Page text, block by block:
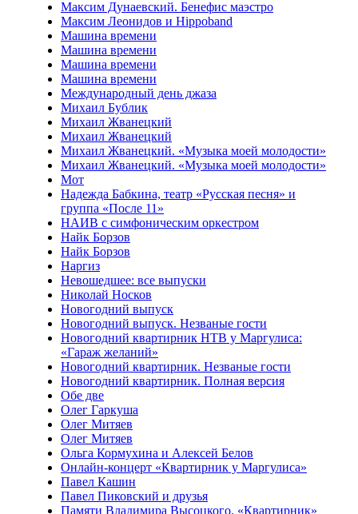
Максим Дунаевский. Бенефис маэстро
Максим Леонидов и Hippoband
Машина времени
Машина времени
Машина времени
Машина времени
Международный день джаза
Михаил Бублик
Михаил Жванецкий
Михаил Жванецкий
Михаил Жванецкий. «Музыка моей молодости»
Михаил Жванецкий. «Музыка моей молодости»
Мот
Надежда Бабкина, театр «Русская песня» и
группа «После 11»
НАИВ с симфоническим оркестром
Найк Борзов
Найк Борзов
Наргиз
Невошедшее: все выпуски
Николай Носков
Новогодний выпуск
Новогодний выпуск. Незваные гости
Новогодний квартирник НТВ у Маргулиса:
«Гараж желаний»
Новогодний квартирник. Незваные гости
Новогодний квартирник. Полная версия
Обе две
Олег Гаркуша
Олег Митяев
Олег Митяев
Ольга Кормухина и Алексей Белов
Онлайн-концерт «Квартирник у Маргулиса»
Павел Кашин
Павел Пиковский и друзья
Памяти Владимира Высоцкого. «Квартирник»